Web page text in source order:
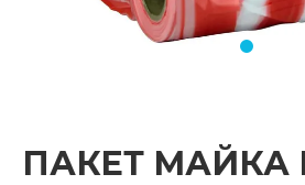
ПАКЕТ МАЙКА